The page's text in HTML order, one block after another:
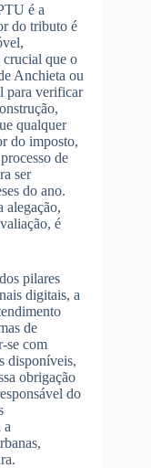
é a
do tributo é
crucial que o
Anchieta ou
para verificar
qualquer
do imposto,
de
ser
do ano.
alegação,
é
pilares
digitais, a
de
se com
disponíveis,
obrigação
do
a